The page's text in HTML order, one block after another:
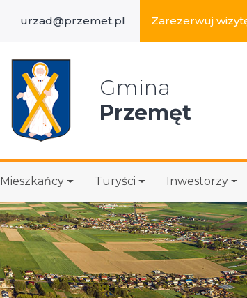
urzad@przemet.pl Zarezerwuj
Gmina
Przemęt
Mieszkańcy Turyści Inwestorzy
Wyszukaj w serwisie